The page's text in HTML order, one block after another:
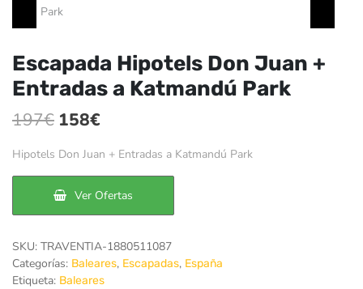
Escapada Hipotels Don Juan +
Entradas a Katmandú Park
197€ El
precio
era:
197€.
158€
precio
es:
158€.
Hipotels Don Juan + Entradas a Katmandú Park
Ver Ofertas
SKU: TRAVENTIA-1880511087
Categorías: Baleares, Escapadas, España
Etiqueta: Baleares